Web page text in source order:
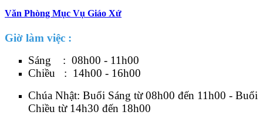
Văn Phòng Mục Vụ Giáo Xứ
Giờ làm việc :
Sáng : 08h00 - 11h00
Chiều : 14h00 - 16h00
Chúa Nhật: Buổi Sáng từ 08h00 đến 11h00 - Buổi
Chiều từ 14h30 đến 18h00